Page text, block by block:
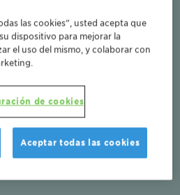
las cookies”, usted acepta que
dispositivo para mejorar la
el uso del mismo, y colaborar con
de cookies
Aceptar todas las cookies